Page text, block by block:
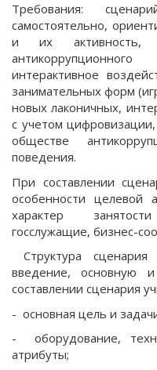
Требования:
самостоятельно,
и их активность,
интерактивное
занимательных форм
новых лаконичных,
с учетом
обществе
поведения.
При составлении
особенности целевой
характер
госслужащие, бизнес-
Структура сценария
введение, основную
составлении сценария
- основная цель и
- оборудование,
атрибуты;